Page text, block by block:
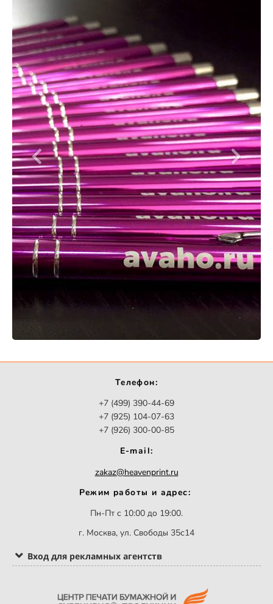
Телефон:
+7 (499) 390-44-69
+7 (925) 104-07-63
+7 (926) 300-00-85
E-mail:
zakaz@heavenprint.ru
Режим работы и адрес:
Пн-Пт с 10:00 до 19:00.
г. Москва, ул. Свободы 35с14
Вход для рекламных агентств